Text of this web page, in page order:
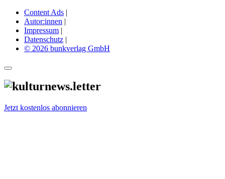
Content Ads |
Autor:innen |
Impressum |
Datenschutz |
© 2026 bunkverlag GmbH
Jetzt kostenlos abonnieren